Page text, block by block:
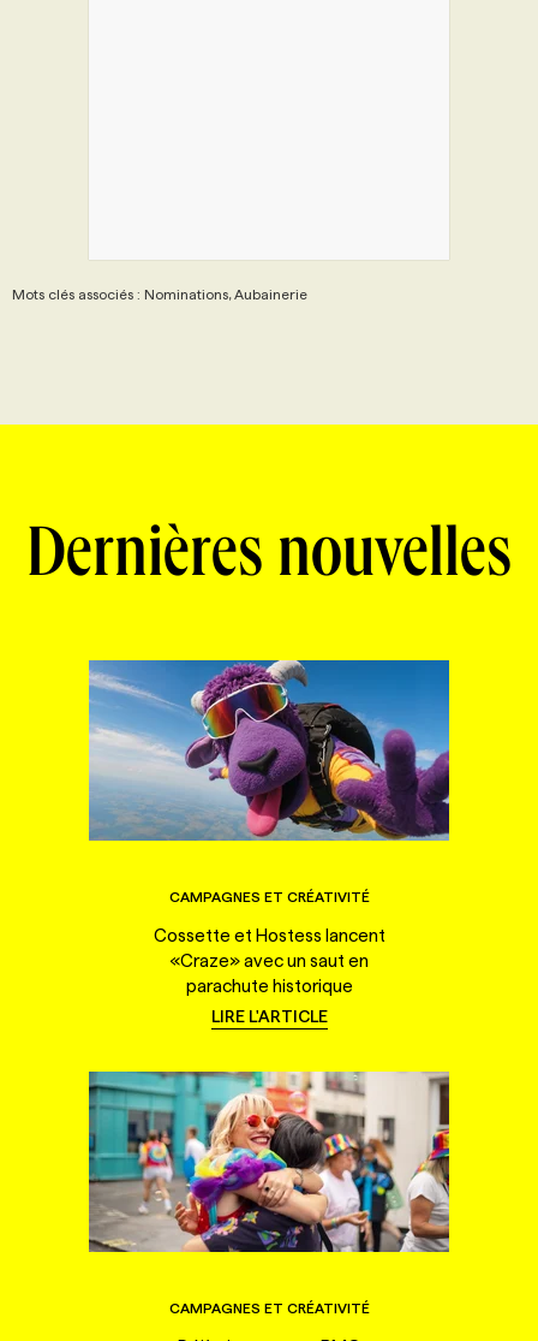
Mots clés associés : Nominations, Aubainerie
Dernières nouvelles
CAMPAGNES ET CRÉATIVITÉ
Cossette et Hostess lancent
«Craze» avec un saut en
parachute historique
LIRE L'ARTICLE
CAMPAGNES ET CRÉATIVITÉ